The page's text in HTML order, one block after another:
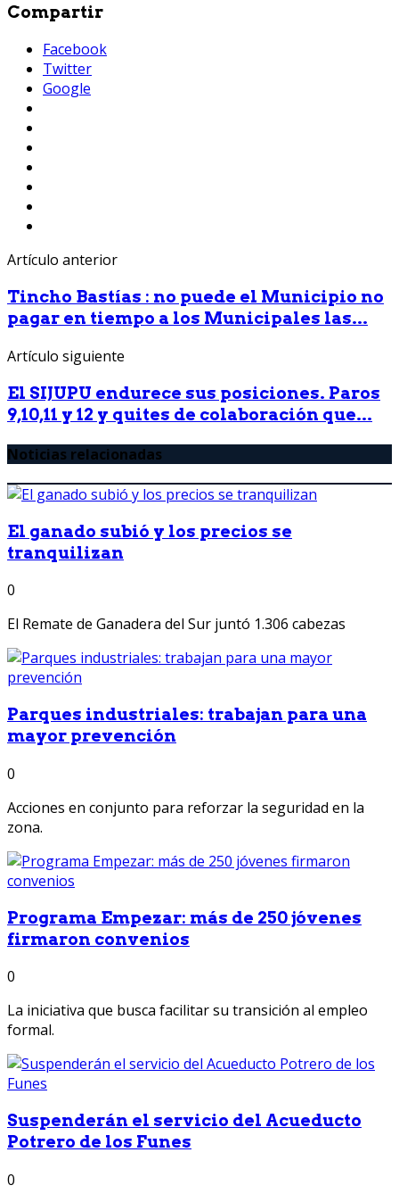
Compartir
Facebook
Twitter
Google
Artículo anterior
Tincho Bastías : no puede el Municipio no
pagar en tiempo a los Municipales las...
Artículo siguiente
El SIJUPU endurece sus posiciones. Paros
9,10,11 y 12 y quites de colaboración que...
Noticias relacionadas
El ganado subió y los precios se
tranquilizan
0
El Remate de Ganadera del Sur juntó 1.306 cabezas
Parques industriales: trabajan para una
mayor prevención
0
Acciones en conjunto para reforzar la seguridad en la
zona.
Programa Empezar: más de 250 jóvenes
firmaron convenios
0
La iniciativa que busca facilitar su transición al empleo
formal.
Suspenderán el servicio del Acueducto
Potrero de los Funes
0